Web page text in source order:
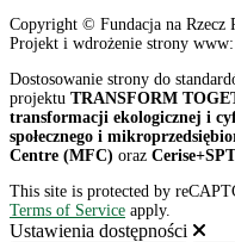
Copyright © Fundacja na Rzecz
Projekt i wdrożenie strony www:
Dostosowanie strony do
projektu TRANSFORM
transformacji ekologicznej i
społecznego i
Centre (MFC) oraz
This site is protected by
Terms of Service apply.
Ustawienia dostępności